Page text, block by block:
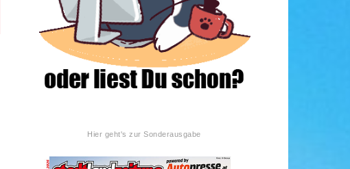
Hier geht's zur Sonderausgabe